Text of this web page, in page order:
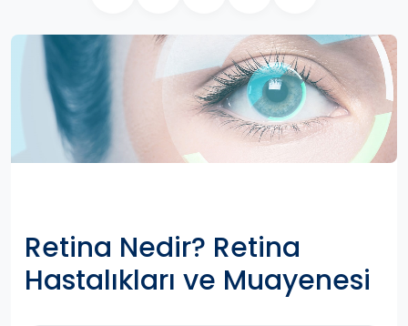
Retina Nedir? Retina
Hastalıkları ve Muayenesi